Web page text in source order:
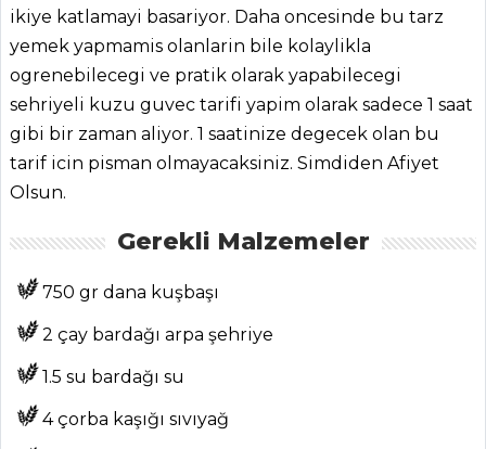
ANASAYFA
Chefs
ikiye katlamayi basariyor. Daha oncesinde bu tarz
yemek yapmamis olanlarin bile kolaylikla
ogrenebilecegi ve pratik olarak yapabilecegi
sehriyeli kuzu guvec tarifi yapim olarak sadece 1 saat
gibi bir zaman aliyor. 1 saatinize degecek olan bu
tarif icin pisman olmayacaksiniz. Simdiden Afiyet
Olsun.
Gerekli Malzemeler
750 gr dana kuşbaşı
2 çay bardağı arpa şehriye
1.5 su bardağı su
4 çorba kaşığı sıvıyağ